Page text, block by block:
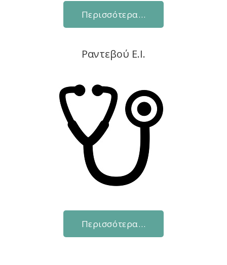
Περισσότερα…
Ραντεβού Ε.Ι.
Περισσότερα…